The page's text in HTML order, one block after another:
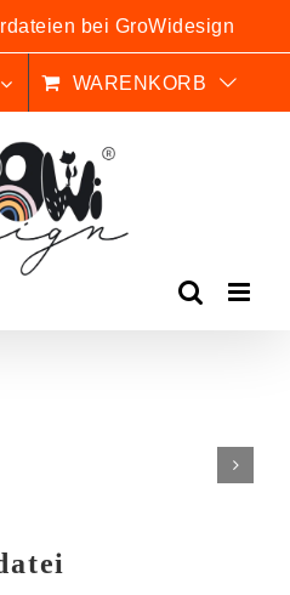
bei GroWidesign
WARENKORB